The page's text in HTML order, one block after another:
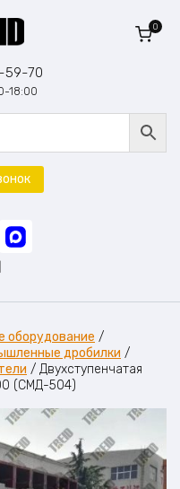
59-70
18:00
0
оборудование /
дробилки /
/ Двухступенчатая
(СМД-504)